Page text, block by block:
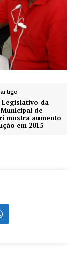
Legislativo da
de
mostra aumento
em 2015